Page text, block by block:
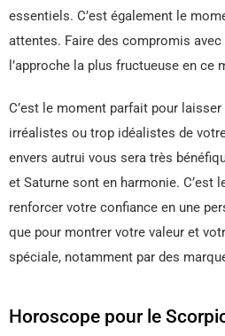
essentiels. C’est également le
attentes. Faire des compromis
l’approche la plus fructueuse en ce
C’est le moment parfait pour
irréalistes ou trop idéalistes de
envers autrui vous sera très
et Saturne sont en harmonie. C’est
renforcer votre confiance en une
que pour montrer votre valeur et
spéciale, notamment par des
Horoscope pour le